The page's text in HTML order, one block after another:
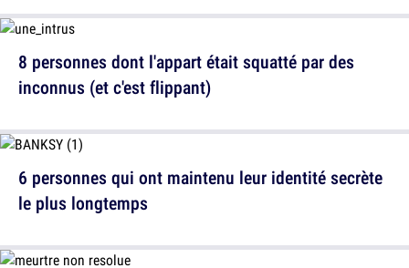
8 personnes dont l'appart était squatté par des
inconnus (et c'est flippant)
6 personnes qui ont maintenu leur identité secrète
le plus longtemps